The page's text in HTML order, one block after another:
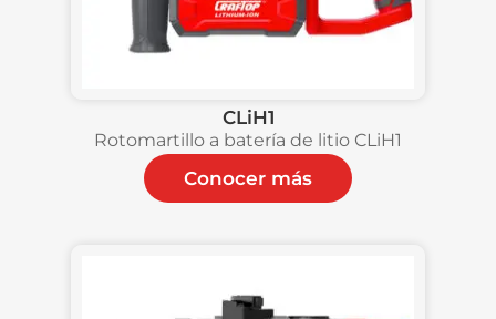
CLiH1
Rotomartillo a batería de litio CLiH1
Conocer más